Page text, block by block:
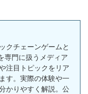
クチェーンゲームと
専門に扱うメディア
注目トピックをリア
す。実際の体験や一
かりやすく解説。公